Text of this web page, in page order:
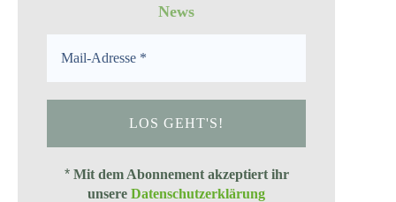
News
* Mit dem Abonnement akzeptiert ihr
unsereDatenschutzerklärung